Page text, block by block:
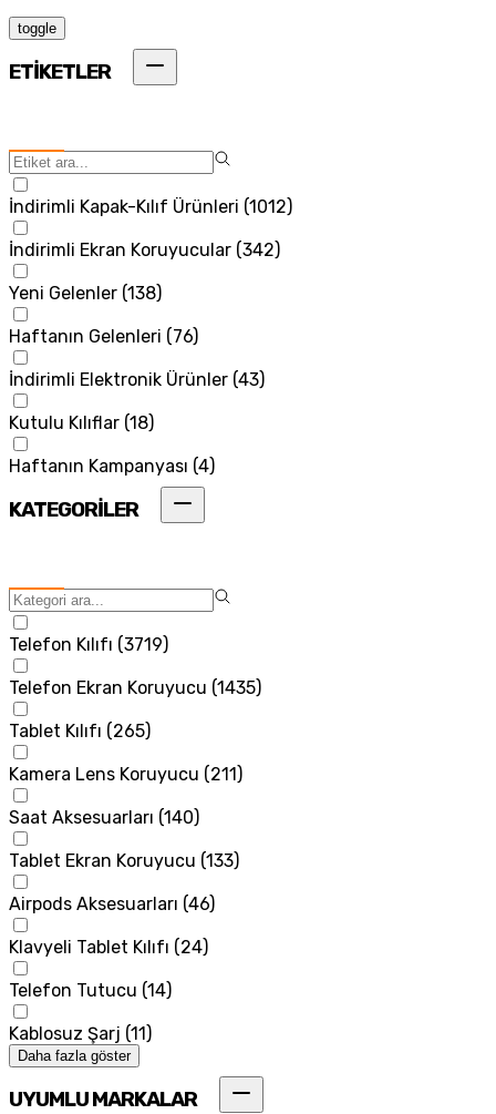
toggle
ETİKETLER
İndirimli Kapak-Kılıf Ürünleri (1012)
İndirimli Ekran Koruyucular (342)
Yeni Gelenler (138)
Haftanın Gelenleri (76)
İndirimli Elektronik Ürünler (43)
Kutulu Kılıflar (18)
Haftanın Kampanyası (4)
KATEGORİLER
Telefon Kılıfı (3719)
Telefon Ekran Koruyucu (1435)
Tablet Kılıfı (265)
Kamera Lens Koruyucu (211)
Saat Aksesuarları (140)
Tablet Ekran Koruyucu (133)
Airpods Aksesuarları (46)
Klavyeli Tablet Kılıfı (24)
Telefon Tutucu (14)
Kablosuz Şarj (11)
Daha fazla göster
UYUMLU MARKALAR